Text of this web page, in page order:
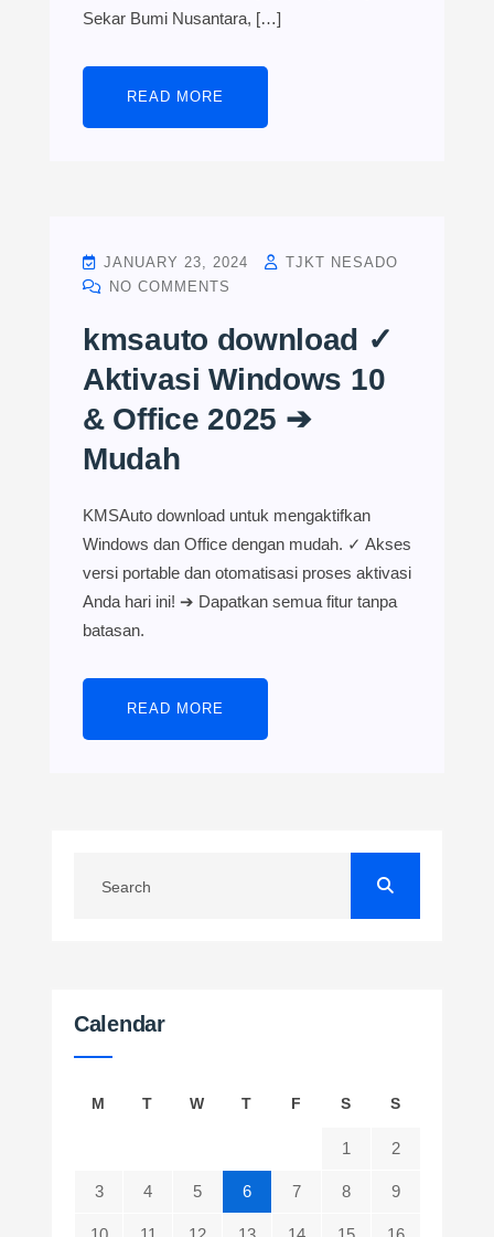
Sekar Bumi Nusantara, […]
READ MORE
JANUARY 23, 2024
TJKT NESADO
NO COMMENTS
kmsauto download ✓
Aktivasi Windows 10
& Office 2025 ➔
Mudah
KMSAuto download untuk mengaktifkan
Windows dan Office dengan mudah. ✓ Akses
versi portable dan otomatisasi proses aktivasi
Anda hari ini! ➔ Dapatkan semua fitur tanpa
batasan.
READ MORE
Calendar
M T W T F S S
1 2
3 4 5 6 7 8 9